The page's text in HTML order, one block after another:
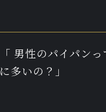
「 男性のパイパン
に多いの？」